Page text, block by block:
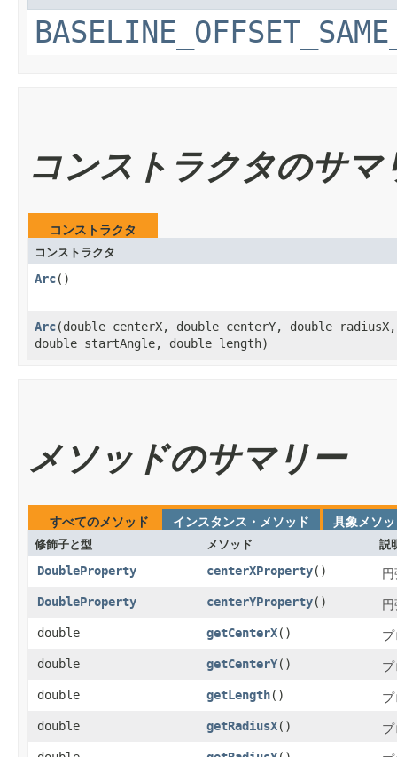
コンストラクタのサマ
コンストラクタ
コンストラクタ
Arc()
Arc​(double centerX, double centerY, double
double startAngle, double length)
メソッドのサマリー
すべてのメソッド インスタンス・メソッド 具象メソ
修飾子と型 メソッド 説
DoubleProperty centerXProperty()
DoubleProperty centerYProperty()
double getCenterX()
double getCenterY()
double getLength()
double getRadiusX()